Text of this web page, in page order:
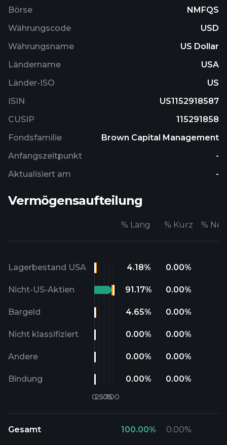
Börse
NMFQS
Währungscode
USD
Währungsname
US Dollar
Ländername
USA
Länder-ISO
US
ISIN
US1152918587
CUSIP
115291858
Fondsfamilie
Brown Capital Management
Anfangszeitpunkt
-
Aktualisiert am
-
Vermögensaufteilung
% Lang % Kurz %
Lagerbestand USA 4.18% 0.00%
Nicht-US-Aktien 91.17% 0.00%
Bargeld 4.65% 0.00%
Nicht klassifiziert 0.00% 0.00%
Andere 0.00% 0.00%
Bindung 0.00% 0.00%
Gesamt 100.00% 0.00%